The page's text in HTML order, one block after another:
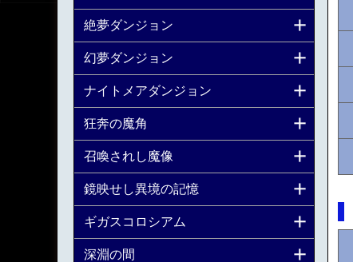
絶夢ダンジョン
幻夢ダンジョン
ナイトメアダンジョン
狂奔の魔角
召喚されし魔像
鏡映せし異境の記憶
ギガスコロシアム
深淵の間